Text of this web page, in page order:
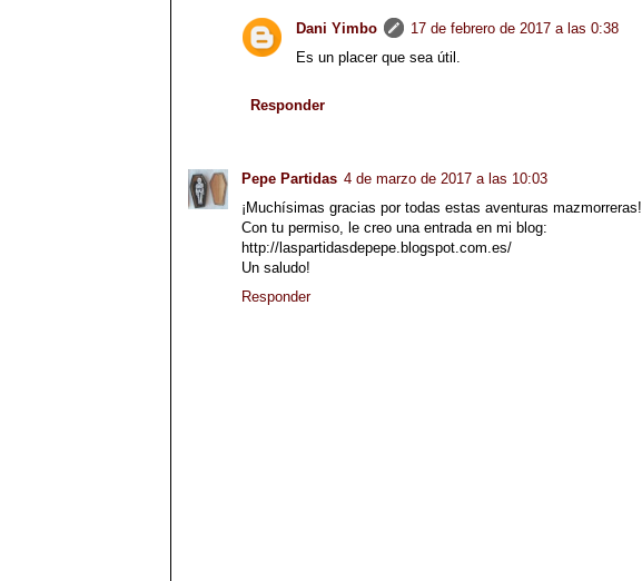
Dani Yimbo
17 de febrero de 2017 a las 0:38
Es un placer que sea útil.
Responder
Pepe Partidas 4 de marzo de 2017 a las 10:03
¡Muchísimas gracias por todas estas aventuras mazmorreras!
Con tu permiso, le creo una entrada en mi blog:
http://laspartidasdepepe.blogspot.com.es/
Un saludo!
Responder